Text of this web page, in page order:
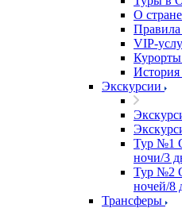
О
Правила
VIP-
Экскурсии
Тур №1
ночи/3
Тур №2
ночей/8
Трансферы